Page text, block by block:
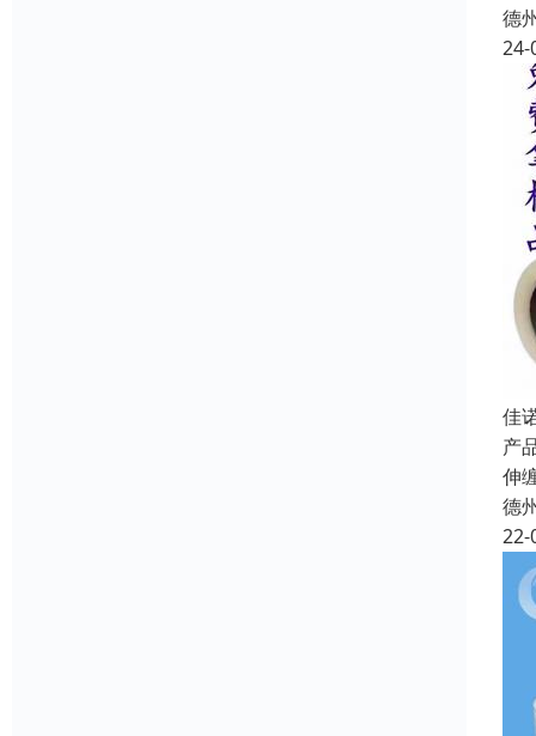
德
24-
佳
产
伸
德
22-